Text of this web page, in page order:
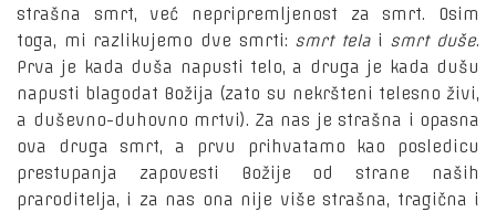
strašna smrt, već nepripremljenost za smrt. Osim
toga, mi razlikujemo dve smrti: smrt telai smrt duše.
Prva je kada duša napusti telo, a druga je kada dušu
napusti blagodat Božija (zato su nekršteni telesno živi,
a duševno-duhovno mrtvi). Za nas je strašna i opasna
ova druga smrt, a prvu prihvatamo kao posledicu
prestupanja zapovesti Božije od strane naših
praroditelja, i za nas ona nije više strašna, tragična i